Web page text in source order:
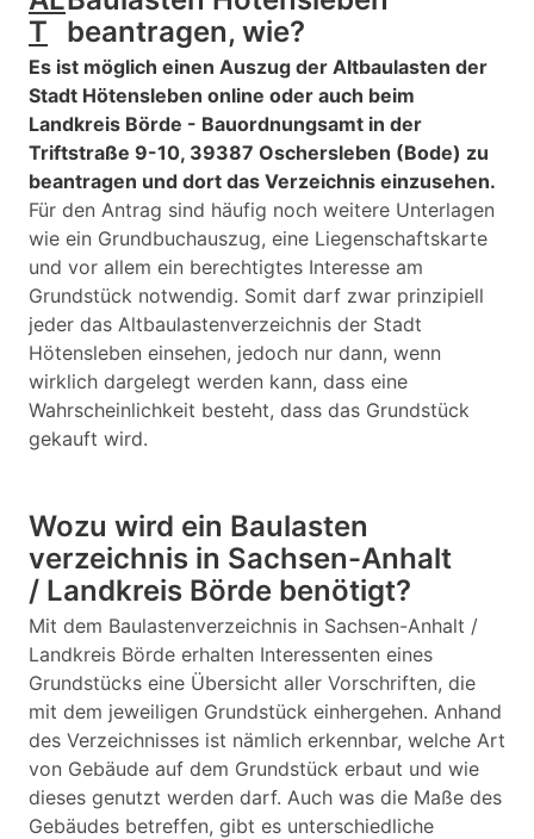
T
beantragen, wie?
Es ist möglich einen Auszug der Altbaulasten der
Stadt Hötensleben online oder auch beim
Landkreis Börde - Bauordnungsamt in der
Triftstraße 9-10, 39387 Oschersleben (Bode) zu
beantragen und dort das Verzeichnis einzusehen.
Für den Antrag sind häufig noch weitere Unterlagen
wie ein Grundbuchauszug, eine Liegenschaftskarte
und vor allem ein berechtigtes Interesse am
Grundstück notwendig. Somit darf zwar prinzipiell
jeder das Altbaulastenverzeichnis der Stadt
Hötensleben einsehen, jedoch nur dann, wenn
wirklich dargelegt werden kann, dass eine
Wahrscheinlichkeit besteht, dass das Grundstück
gekauft wird.
Wozu wird ein Baulasten
verzeichnis in Sachsen-Anhalt
/ Landkreis Börde benötigt?
Mit dem Baulastenverzeichnis in Sachsen-Anhalt /
Landkreis Börde erhalten Interessenten eines
Grundstücks eine Übersicht aller Vorschriften, die
mit dem jeweiligen Grundstück einhergehen. Anhand
des Verzeichnisses ist nämlich erkennbar, welche Art
von Gebäude auf dem Grundstück erbaut und wie
dieses genutzt werden darf. Auch was die Maße des
Gebäudes betreffen, gibt es unterschiedliche